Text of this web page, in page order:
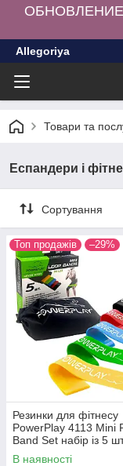
Allegoriya
Товари та
Еспандери і
Сортування
Топ продажів –29%
Резинки для фітнесу
PowerPlay 4113 Mini
Band Set набір із 5
до 20 кг)
В наявності